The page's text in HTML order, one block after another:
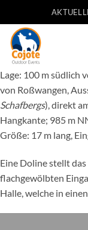
Inhalt
springen
Lage: 100 m südlich
von Roßwangen,
Schafbergs), direkt
Hangkante; 985 m
Größe: 17 m lang,
Eine Doline stellt
flachgewölbten
Halle, welche in